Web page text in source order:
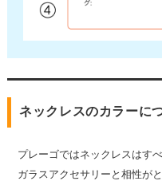
ネックレスのカラーに
プレーゴではネックレスはす
ガラスアクセサリーと相性が